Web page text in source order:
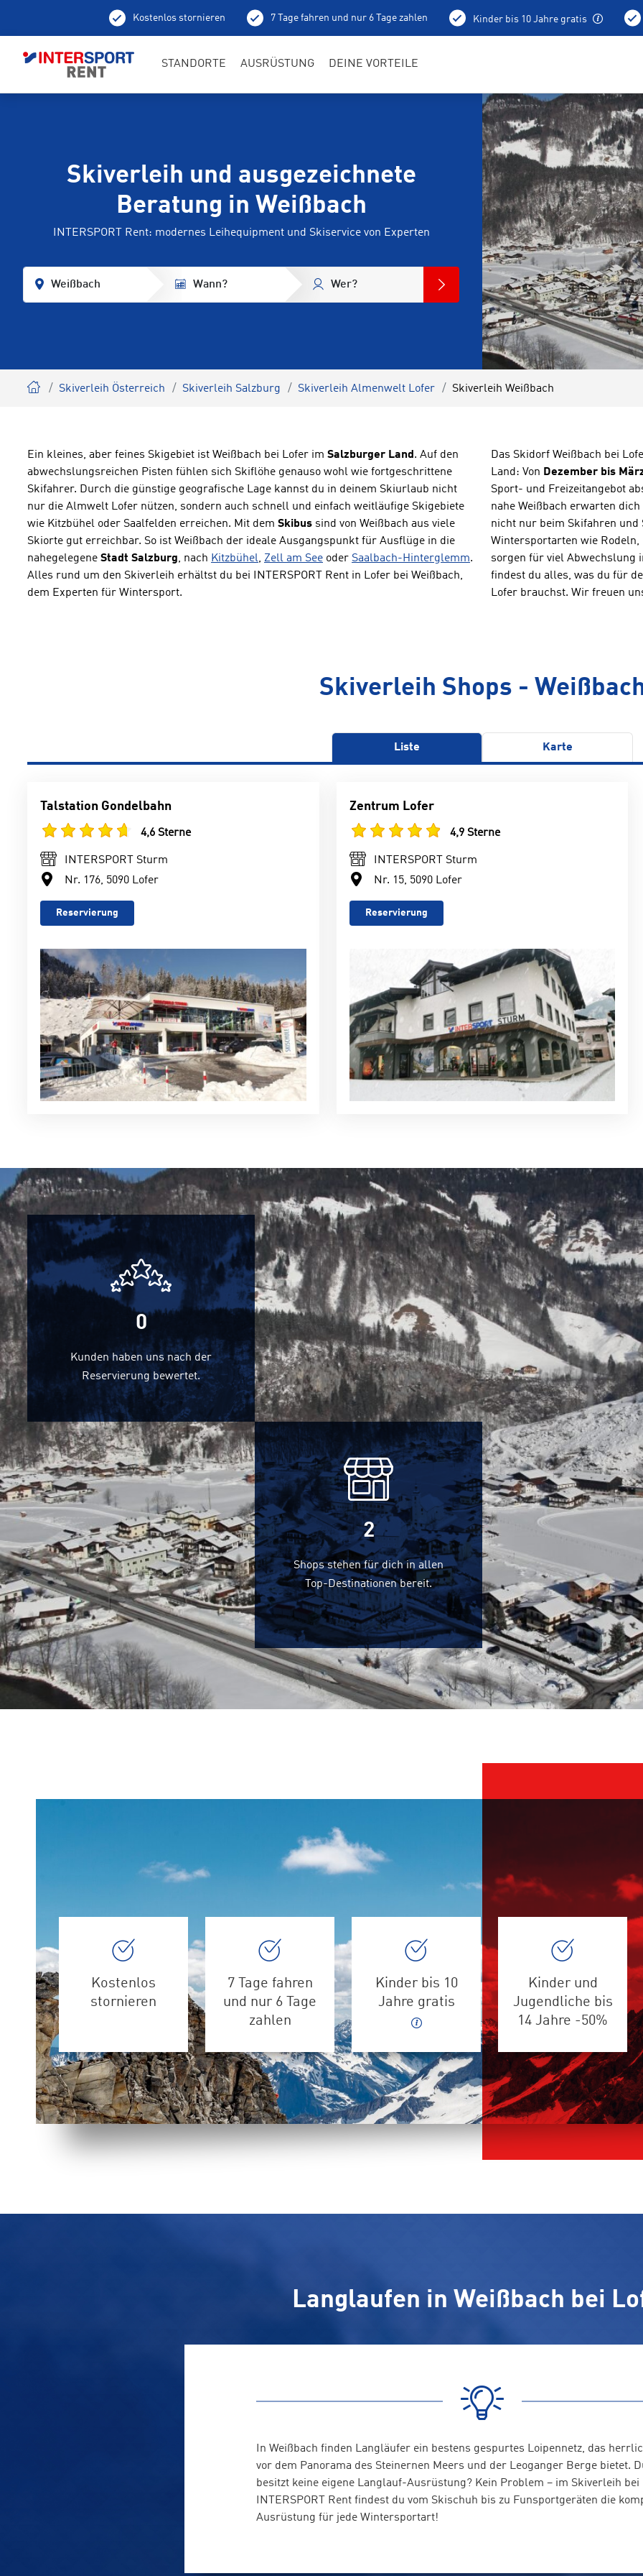
Kostenlos stornieren 7 Tage fahren und nur 6 Tage zahlen Kinder bis 10 Jahre gratis
STANDORTE AUSRÜSTUNG DEINE VORTEILE
Skiverleih und ausgezeichnete
Beratung in Weißbach
INTERSPORT Rent: modernes Leihequipment und Skiservice von Experten
Weißbach Wann? Wer?
Skiverleih Österreich Skiverleih Salzburg Skiverleih Almenwelt Lofer Skiverleih Weißbach
Ein kleines, aber feines Skigebiet ist Weißbach bei Lofer im Salzburger Land . Auf den
abwechslungsreichen Pisten fühlen sich Skiflöhe genauso wohl wie fortgeschrittene
Skifahrer. Durch die günstige geografische Lage kannst du in deinem Skiurlaub nicht
nur die Almwelt Lofer nützen, sondern auch schnell und einfach weitläufige Skigebiete
wie Kitzbühel oder Saalfelden erreichen. Mit dem Skibus sind von Weißbach aus viele
Skiorte gut erreichbar. So ist Weißbach der ideale Ausgangspunkt für Ausflüge in die
nahegelegene Stadt Salzburg, nach Kitzbühel, Zell am See oder Saalbach-Hinterglemm.
Alles rund um den Skiverleih erhältst du bei INTERSPORT Rent in Lofer bei Weißbach,
dem Experten für Wintersport.
Das Skidorf Weißbach bei
Land: Von Dezember bis
Sport- und Freizeitangebot
nahe Weißbach erwarten
nicht nur beim Skifahren und
Wintersportarten wie
sorgen für viel Abwechslung
findest du alles, was du für
Lofer brauchst. Wir freuen
Skiverleih Shops -
Liste Karte
Talstation Gondelbahn
4,6 Sterne
INTERSPORT Sturm
Nr. 176, 5090 Lofer
Reservierung
Zentrum Lofer
4,9 Sterne
INTERSPORT Sturm
Nr. 15, 5090 Lofer
Reservierung
0
Kunden haben uns nach der
Reservierung bewertet.
2
Shops stehen für dich in allen
Top-Destinationen bereit.
Kostenlos
stornieren
7 Tage fahren
und nur 6 Tage
zahlen
Kinder bis 10
Jahre gratis
Kinder und
Jugendliche bis
14 Jahre -50%
Langlaufen in Weißbach bei
In Weißbach finden Langläufer ein bestens gespurtes Loipennetz, das
vor dem Panorama des Steinernen Meers und der Leoganger Berge bietet.
besitzt keine eigene Langlauf-Ausrüstung? Kein Problem – im Skiverleih bei
INTERSPORT Rent findest du vom Skischuh bis zu Funsportgeräten die
Ausrüstung für jede Wintersportart!